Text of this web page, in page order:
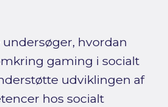
undersøger, hvordan
gaming i socialt
udviklingen af
hos socialt